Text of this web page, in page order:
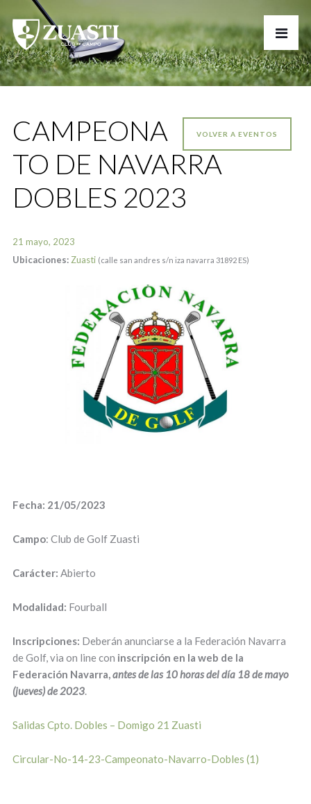
VOLVER A EVENTOS
CAMPEONA
TO DE NAVARRA
DOBLES 2023
21 mayo, 2023
Ubicaciones: Zuasti (calle san andres s/n iza navarra 31892 ES)
Fecha: 21/05/2023
Campo: Club de Golf Zuasti
Carácter: Abierto
Modalidad: Fourball
Inscripciones: Deberán anunciarse a la Federación Navarra
de Golf, via on line con inscripción en la web de la
Federación Navarra,antes de las 10 horas del día 18 de mayo
(jueves) de 2023.
Salidas Cpto. Dobles – Domigo 21 Zuasti
Circular-No-14-23-Campeonato-Navarro-Dobles (1)